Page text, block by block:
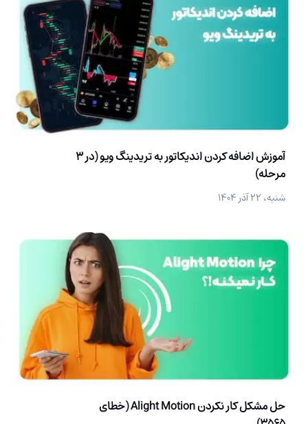
آموزش اضافه کردن اندیکاتور به تریدینگ ویو (در 3
مرحله)
شنبه، ۲۲ آذر ۱۴۰۴
حل مشکل کار نکردن Alight Motion (خطای